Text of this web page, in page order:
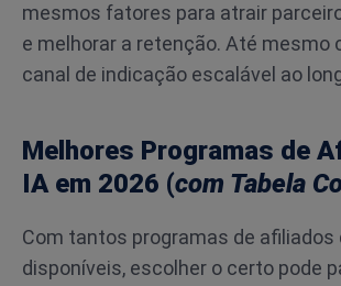
mesmos fatores para atrair
e melhorar a retenção. Até mesmo
canal de indicação escalável ao
Melhores Programas de
IA em 2026 (com Tabela
Com tantos programas de afiliados
disponíveis, escolher o certo pode